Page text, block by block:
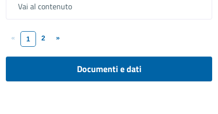
Vai al contenuto
« 1 2 »
Documenti e dati